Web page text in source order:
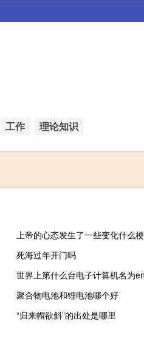
工作 理论知识
上帝的心态发生了一些变化什么梗
死海过年开门吗
聚合物电池和锂电池哪个好
“归来帽欲斜”的出处是哪里